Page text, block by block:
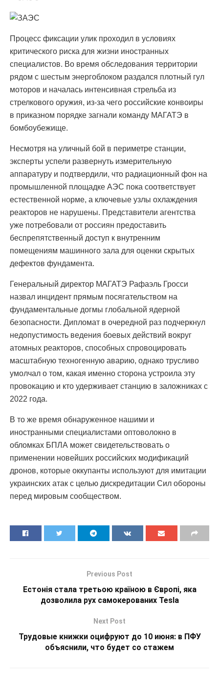
Процесс фиксации улик проходил в условиях
критического риска для жизни иностранных
специалистов. Во время обследования территории
рядом с шестым энергоблоком раздался плотный гул
моторов и началась интенсивная стрельба из
стрелкового оружия, из-за чего российские конвоиры
в приказном порядке загнали команду МАГАТЭ в
бомбоубежище.
Несмотря на уличный бой в периметре станции,
эксперты успели развернуть измерительную
аппаратуру и подтвердили, что радиационный фон на
промышленной площадке АЭС пока соответствует
естественной норме, а ключевые узлы охлаждения
реакторов не нарушены. Представители агентства
уже потребовали от россиян предоставить
беспрепятственный доступ к внутренним
помещениям машинного зала для оценки скрытых
дефектов фундамента.
Генеральный директор МАГАТЭ Рафаэль Гросси
назвал инцидент прямым посягательством на
фундаментальные догмы глобальной ядерной
безопасности. Дипломат в очередной раз подчеркнул
недопустимость ведения боевых действий вокруг
атомных реакторов, способных спровоцировать
масштабную техногенную аварию, однако трусливо
умолчал о том, какая именно сторона устроила эту
провокацию и кто удерживает станцию в заложниках с
2022 года.
В то же время обнаруженное нашими и
иностранными специалистами оптоволокно в
обломках БПЛА может свидетельствовать о
применении новейших российских модификаций
дронов, которые оккупанты используют для имитации
украинских атак с целью дискредитации Сил обороны
перед мировым сообществом.
Previous Post
Естонія стала третьою країною в Європі, яка
дозволила рух самокерованих Tesla
Next Post
Трудовые книжки оцифруют до 10 июня: в ПФУ
объяснили, что будет со стажем